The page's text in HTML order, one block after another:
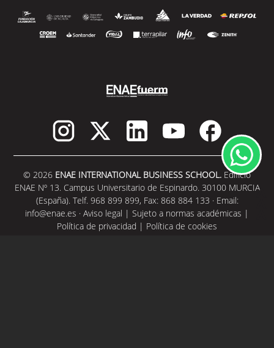
© 2026 ENAE INTERNATIONAL BUSINESS SCHOOL. Edificio
ENAE Nº 13. Campus Universitario de Espinardo. 30100 MURCIA
(España). Telf. 968 899 899, Fax: 868 884 133 · Email:
info@enae.es · Aviso legal | Sujeto a normas académicas |
Política de privacidad | Política de cookies